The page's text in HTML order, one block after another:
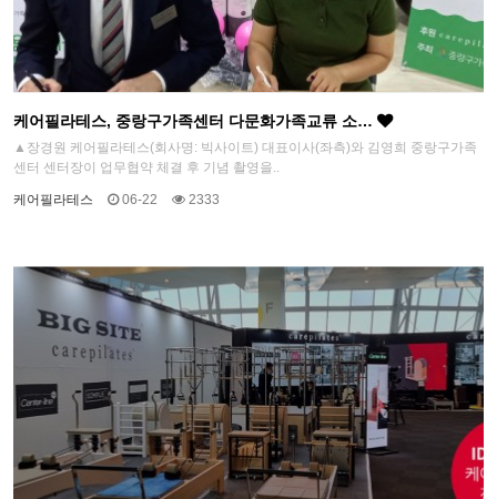
케어필라테스, 중랑구가족센터 다문화가족교류 소…
▲장경원 케어필라테스(회사명: 빅사이트) 대표이사(좌측)와 김영희 중랑구가족
센터 센터장이 업무협약 체결 후 기념 촬영을..
케어필라테스 06-22 2333